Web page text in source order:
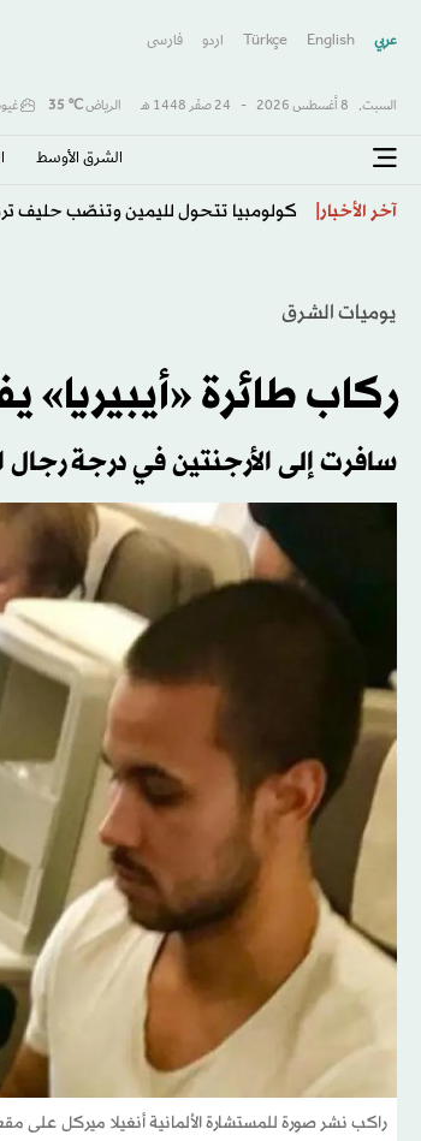
عربي English
Türkçe اردو فارسى
السبت, 8 أغسطس 2026 - 24 صفَر 1448 هـ الرياض℃
35
الشرق الأوسط​
آخر الأخبار اتفاقية مكة... تعزيز الردع لحماية
يوميات الشرق
ركاب طائرة
سافرت إلى الأرجنتين في درجة رجال
راكب نشر صورة للمستشارة الألمانية أنغيلا ميركل على